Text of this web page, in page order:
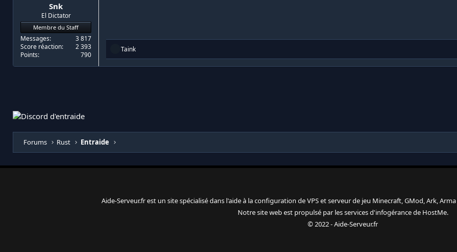
Snk
El Dictator
Membre du Staff
Messages
3 817
Score réaction
2 393
Points
790
R
a
Taink
Forums Rust Entraide
Aide-Serveur.fr est un site spécialisé dans l'aide à la configuration de VPS et serveur de jeu Minecraft, GMod, Ark,
Notre site web est propulsé par les services d'infogérancede HostMe.
© 2022 - Aide-Serveur.fr